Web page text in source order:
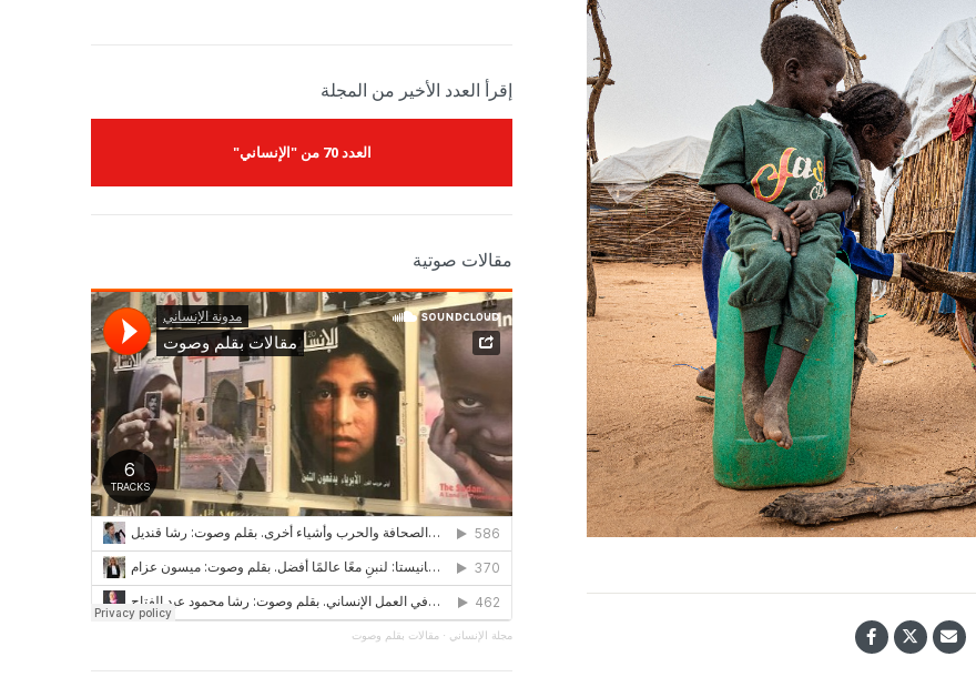
إقرأ العدد الأخير من المجلة
العدد 70 من "الإنساني"
مقالات صوتية
مجلة الإنساني · مقالات بقلم وصوت